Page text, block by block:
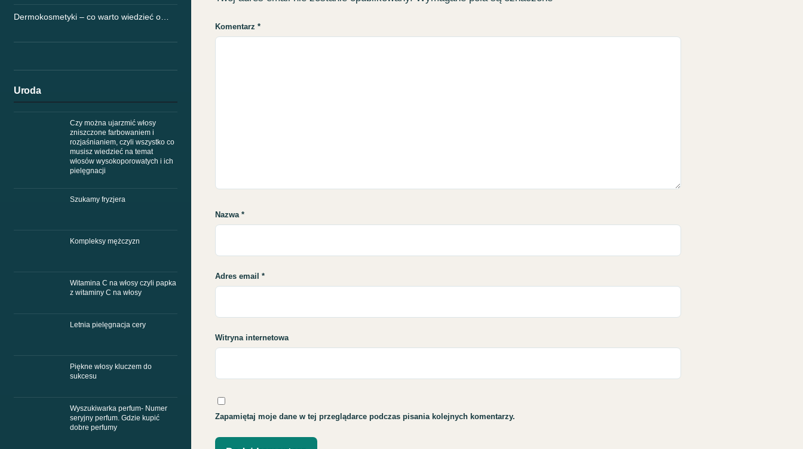
Dermokosmetyki – co warto wiedzieć o…
Uroda
Czy można ujarzmić włosy
zniszczone farbowaniem i
rozjaśnianiem, czyli wszystko co
musisz wiedzieć na temat
włosów wysokoporowatych i ich
pielęgnacji
Szukamy fryzjera
Kompleksy mężczyzn
Witamina C na włosy czyli papka
z witaminy C na włosy
Letnia pielęgnacja cery
Piękne włosy kluczem do
sukcesu
Wyszukiwarka perfum- Numer
seryjny perfum. Gdzie kupić
dobre perfumy
Komentarz*
Nazwa*
Adres email*
Witryna internetowa
Zapamiętaj moje dane w tej przeglądarce podczas pisania kolejnych komentarzy.